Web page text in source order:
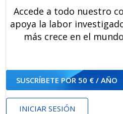
Accede a todo nuestro
apoya la labor
más crece en el
SUSCRÍBETE POR 50 € / AÑO
INICIAR SESIÓN